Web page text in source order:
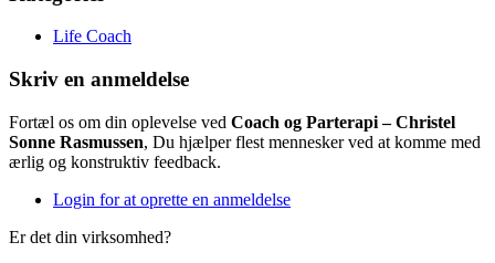
Life Coach
Skriv en anmeldelse
Fortæl os om din oplevelse ved Coach og Parterapi – Christel
Sonne Rasmussen, Du hjælper flest mennesker ved at komme med
ærlig og konstruktiv feedback.
Login for at oprette en anmeldelse
Er det din virksomhed?